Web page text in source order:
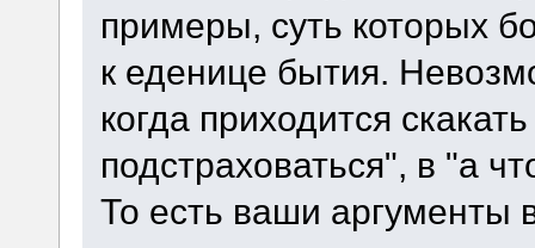
примеры, суть которых
к еденице бытия.
когда приходится
подстраховаться", в "а
То есть ваши аргументы